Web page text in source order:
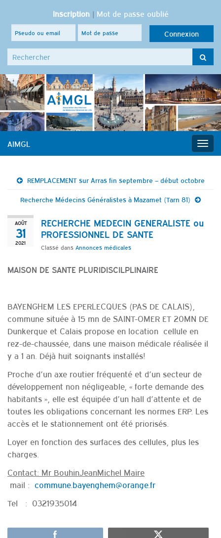
Inscription| Mot de passe oublié
Search for:
AIMGL
REMPLACEMENT sur Arras fin septembre – début octobre
Recherche Médecins Généralistes à Mazamet (Tarn 81)
AOÛT
31
2021
RECHERCHE MEDECIN GENERALISTE ou
PROFESSIONNEL DE SANTE
Classé dans Annonces médicales
MAISON DE SANTE PLURIDISCILPLINAIRE
BAYENGHEM LES EPERLECQUES (PAS DE CALAIS),
commune située à 15 mn de SAINT-OMER ET 20MN DE
Dunkerque et Calais propose en location cellule en
rez-de-chaussée, dans une maison médicale réalisée il
y a 1 an. Déjà huit soignants installés!
Proche d’un axe routier fréquenté et d’un secteur de
développement non négligeable, « forte demande des
habitants », elle est équipée d’un hall d’attente et de
toutes les obligations concernant les normes ERP. Les
accès et le stationnement ont été priorisés.
Loyer en fonction des surfaces des cellules, plus les
charges.
Contact: Mr BouhinJeanMichel Maire
mail : commune.bayenghem@orange.fr
Tel : 0321935014